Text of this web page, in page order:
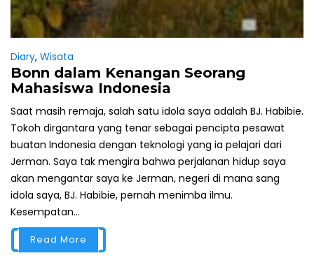
Diary, Wisata
Bonn dalam Kenangan Seorang
Mahasiswa Indonesia
Saat masih remaja, salah satu idola saya adalah BJ. Habibie.
Tokoh dirgantara yang tenar sebagai pencipta pesawat
buatan Indonesia dengan teknologi yang ia pelajari dari
Jerman. Saya tak mengira bahwa perjalanan hidup saya
akan mengantar saya ke Jerman, negeri di mana sang
idola saya, BJ. Habibie, pernah menimba ilmu.
Kesempatan...
Read More